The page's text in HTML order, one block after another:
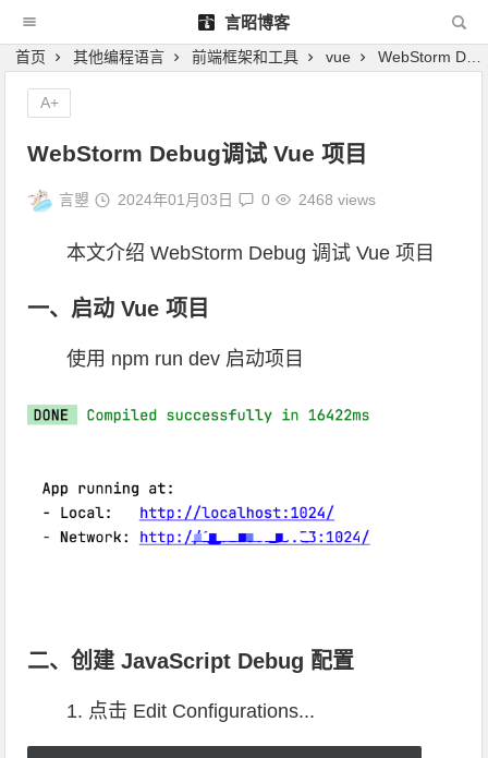
言昭博客
首页 其他编程语言 前端框架和工具 vue WebStorm Debug调试 Vue 项目
WebStorm Debug调试 Vue 项目
言曌 2024年01月03日 0 2468 views
本文介绍 WebStorm Debug 调试 Vue 项目
一、启动 Vue 项目
使用 npm run dev 启动项目
二、创建 JavaScript Debug 配置
1. 点击 Edit Configurations...
A+